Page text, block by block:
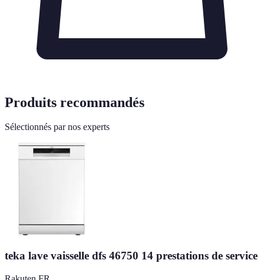
Produits recommandés
Sélectionnés par nos experts
teka lave vaisselle dfs 46750 14 prestations de service